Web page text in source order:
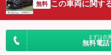
無料 この車両に関す
まずは在
無料電